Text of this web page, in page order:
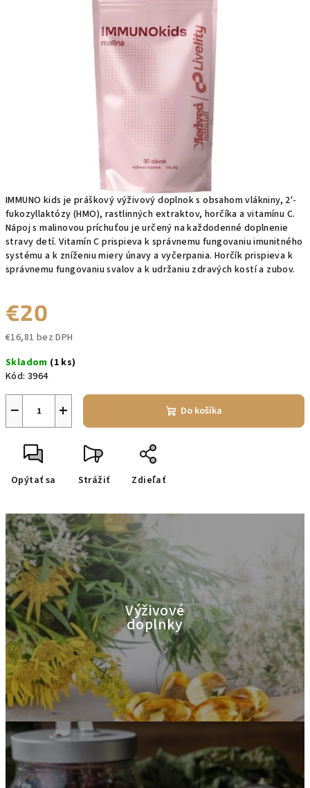
IMMUNO kids je práškový výživový doplnok s obsahom vlákniny, 2'-
fukozyllaktózy (HMO), rastlinných extraktov, horčíka a vitamínu C.
Nápoj s malinovou príchuťou je určený na každodenné doplnenie
stravy detí. Vitamín C prispieva k správnemu fungovaniu imunitného
systému a k zníženiu miery únavy a vyčerpania. Horčík prispieva k
správnemu fungovaniu svalov a k udržaniu zdravých kostí a zubov.
€20
€16,81 bez DPH
cena:
Skladom (1 ks)
Kód: 3964
+
− Do košíka
Opýtať sa Strážiť Zdieľať
hviezdičiek.
Výživové
doplnky